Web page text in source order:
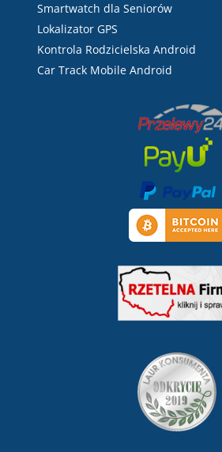
Smartwatch dla Seniorów
Lokalizator GPS
Kontrola Rodzicielska Android
Car Track Mobile Android